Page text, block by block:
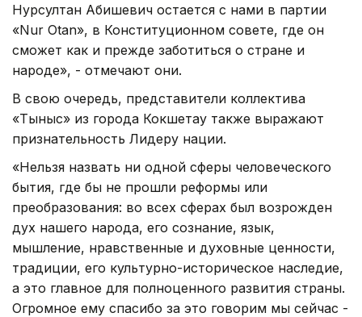
Нурсултан Абишевич остается с нами в партии
«Nur Otan», в Конституционном cовете, где он
сможет как и прежде заботиться о стране и
народе», - отмечают они.
В свою очередь, представители коллектива
«Тыныс» из города Кокшетау также выражают
признательность Лидеру нации.
«Нельзя назвать ни одной сферы человеческого
бытия, где бы не прошли реформы или
преобразования: во всех сферах был возрожден
дух нашего народа, его сознание, язык,
мышление, нравственные и духовные ценности,
традиции, его культурно-историческое наследие,
а это главное для полноценного развития страны.
Огромное ему спасибо за это говорим мы сейчас -